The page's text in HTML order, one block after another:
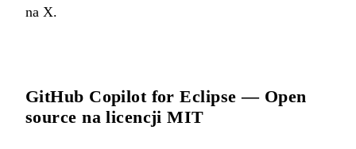
na X.
GitHub Copilot for Eclipse — Open
source na licencji MIT